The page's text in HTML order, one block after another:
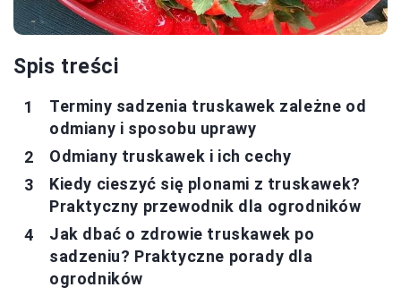
Spis treści
Terminy sadzenia truskawek zależne od
odmiany i sposobu uprawy
Odmiany truskawek i ich cechy
Kiedy cieszyć się plonami z truskawek?
Praktyczny przewodnik dla ogrodników
Jak dbać o zdrowie truskawek po
sadzeniu? Praktyczne porady dla
ogrodników